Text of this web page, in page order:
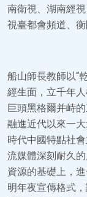
南衛視、湖南經視
視臺都會頻道、
船山師長教師以“
經生面，立千年
巨頭黑格爾并峙
融進近代以來一
時代中國特點社
流媒體深刻耐久
資源的基礎上，
明年夜宣傳格式